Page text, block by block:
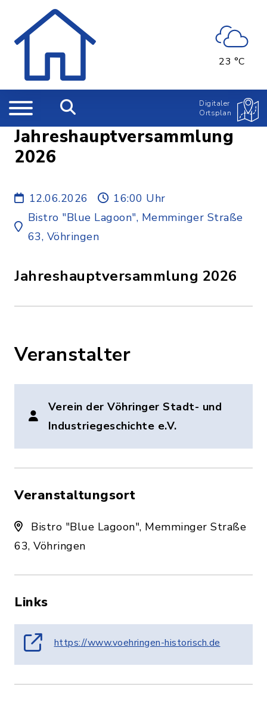
23 °C
Digitaler
Ortsplan
Jahreshauptversammlung
2026
12.06.2026
16:00 Uhr
Bistro "Blue Lagoon", Memminger Straße
63, Vöhringen
Jahreshauptversammlung 2026
Veranstalter
Verein der Vöhringer Stadt- und
Industriegeschichte e.V.
Veranstaltungsort
Bistro "Blue Lagoon", Memminger Straße
63, Vöhringen
Links
https://www.voehringen-historisch.de